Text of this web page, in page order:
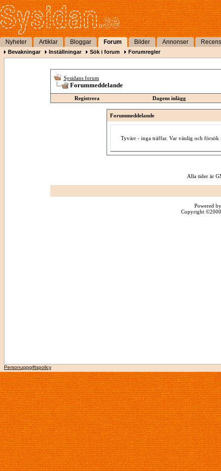
Nyheter Artiklar Bloggar Forum Bilder Annonser
Bevakningar Inställningar Sök i forum Forumregler
Sysidans forum
Forummeddelande
Registrera Dagens inlägg
Forummeddelande
Tyvärr - inga träffar. Var vänlig och försök
Alla tider är
Powered
Copyright
Personuppgiftspolicy